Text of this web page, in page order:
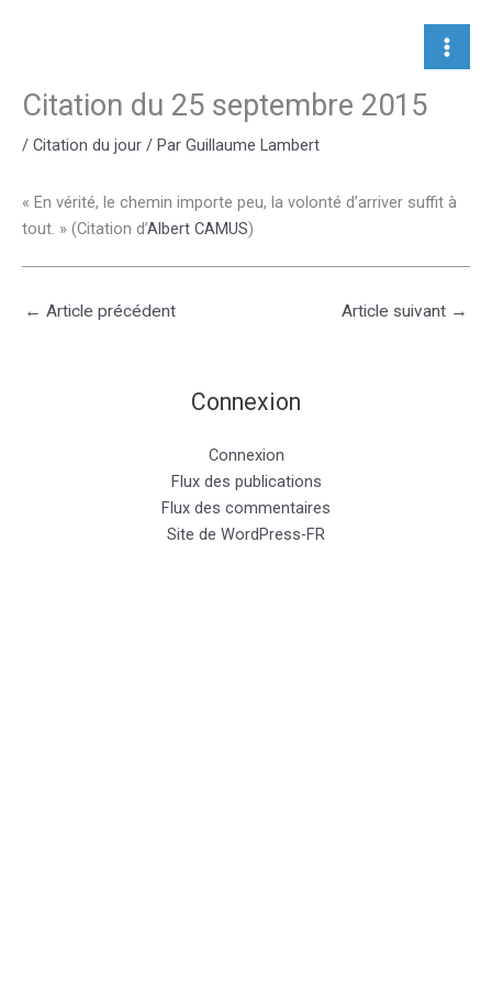
Citation du 25 septembre 2015
/ Citation du jour / Par Guillaume Lambert
« En vérité, le chemin importe peu, la volonté d’arriver suffit à
tout. » (Citation d’Albert CAMUS)
← Article précédent Article suivant →
Connexion
Connexion
Flux des publications
Flux des commentaires
Site de WordPress-FR